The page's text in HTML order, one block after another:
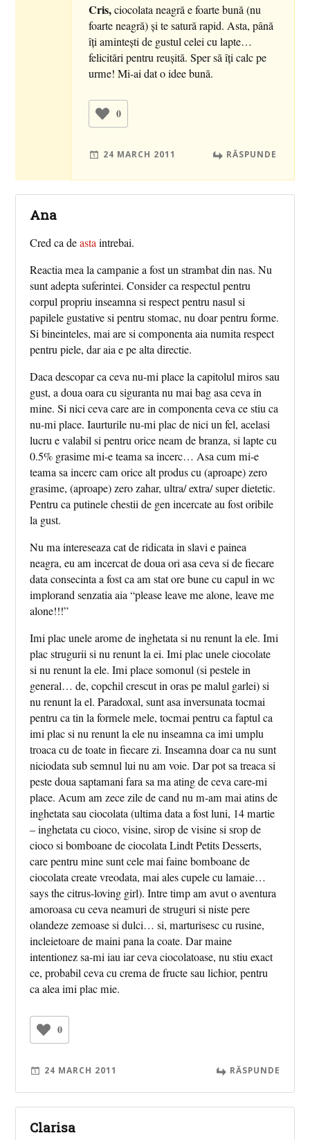
Cris,ciocolata neagră e foarte bună (nu
foarte neagră) şi te satură rapid. Asta, până
îţi aminteşti de gustul celei cu lapte…
felicitări pentru reuşită. Sper să îţi calc pe
urme! Mi-ai dat o idee bună.
0
24 MARCH 2011 RĂSPUNDE
Ana
Cred ca deastaintrebai.
Reactia mea la campanie a fost un strambat din nas. Nu
sunt adepta suferintei. Consider ca respectul pentru
corpul propriu inseamna si respect pentru nasul si
papilele gustative si pentru stomac, nu doar pentru forme.
Si bineinteles, mai are si componenta aia numita respect
pentru piele, dar aia e pe alta directie.
Daca descopar ca ceva nu-mi place la capitolul miros sau
gust, a doua oara cu siguranta nu mai bag asa ceva in
mine. Si nici ceva care are in componenta ceva ce stiu ca
nu-mi place. Iaurturile nu-mi plac de nici un fel, acelasi
lucru e valabil si pentru orice neam de branza, si lapte cu
0.5% grasime mi-e teama sa incerc… Asa cum mi-e
teama sa incerc cam orice alt produs cu (aproape) zero
grasime, (aproape) zero zahar, ultra/ extra/ super dietetic.
Pentru ca putinele chestii de gen incercate au fost oribile
la gust.
Nu ma intereseaza cat de ridicata in slavi e painea
neagra, eu am incercat de doua ori asa ceva si de fiecare
data consecinta a fost ca am stat ore bune cu capul in wc
implorand senzatia aia “please leave me alone, leave me
alone!!!”
Imi plac unele arome de inghetata si nu renunt la ele. Imi
plac strugurii si nu renunt la ei. Imi plac unele ciocolate
si nu renunt la ele. Imi place somonul (si pestele in
general… de, copchil crescut in oras pe malul garlei) si
nu renunt la el. Paradoxal, sunt asa inversunata tocmai
pentru ca tin la formele mele, tocmai pentru ca faptul ca
imi plac si nu renunt la ele nu inseamna ca imi umplu
troaca cu de toate in fiecare zi. Inseamna doar ca nu sunt
niciodata sub semnul lui nu am voie. Dar pot sa treaca si
peste doua saptamani fara sa ma ating de ceva care-mi
place. Acum am zece zile de cand nu m-am mai atins de
inghetata sau ciocolata (ultima data a fost luni, 14 martie
– inghetata cu cioco, visine, sirop de visine si srop de
cioco si bomboane de ciocolata Lindt Petits Desserts,
care pentru mine sunt cele mai faine bomboane de
ciocolata create vreodata, mai ales cupele cu lamaie…
says the citrus-loving girl). Intre timp am avut o aventura
amoroasa cu ceva neamuri de struguri si niste pere
olandeze zemoase si dulci… si, marturisesc cu rusine,
incleietoare de maini pana la coate. Dar maine
intentionez sa-mi iau iar ceva ciocolatoase, nu stiu exact
ce, probabil ceva cu crema de fructe sau lichior, pentru
ca alea imi plac mie.
0
24 MARCH 2011 RĂSPUNDE
Clarisa